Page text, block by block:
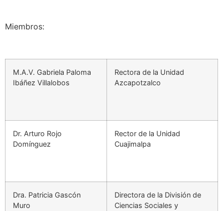
Miembros:
M.A.V. Gabriela Paloma
Ibáñez Villalobos
Rectora de la Unidad
Azcapotzalco
Dr. Arturo Rojo
Domínguez
Rector de la Unidad
Cuajimalpa
Dra. Patricia Gascón
Muro
Directora de la División de
Ciencias Sociales y